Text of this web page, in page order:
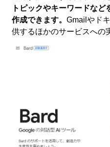
トピックやキーワードな
作成できます。 Gmailやド
供するほかのサービスへの